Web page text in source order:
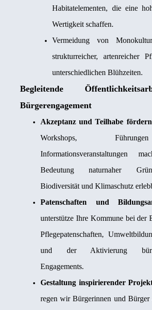
Habitatelementen, die eine
Wertigkeit schaffen.
Vermeidung von
strukturreicher, artenreicher
unterschiedlichen Blühzeiten.
Begleitende
Bürgerengagement
Akzeptanz und Teilhabe
Workshops,
Informationsveranstaltungen
Bedeutung naturnaher
Biodiversität und Klimaschutz
Patenschaften und
unterstütze Ihre Kommune bei der
Pflegepatenschaften,
und der Aktivierung
Engagements.
Gestaltung inspirierender
regen wir Bürgerinnen und Bürger